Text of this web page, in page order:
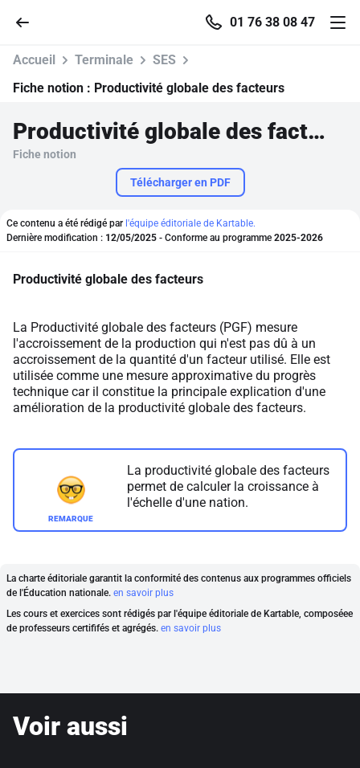
01 76 38 08 47
Accueil
Recherche
Pour profiter de 10 contenus offerts.
Accueil Terminale
SES
Fiche notion : Productivité globale des facteurs
Productivité globale des facteurs
Fiche notion
Télécharger en PDF
Ce contenu a été rédigé par l'équipe éditoriale de Kartable.
Dernière modification : 12/05/2025 - Conforme au programme 2025-2026
Productivité globale des facteurs
La Productivité globale des facteurs (PGF) mesure
l'accroissement de la production qui n'est pas dû à un
accroissement de la quantité d'un facteur utilisé. Elle est
utilisée comme une mesure approximative du progrès
technique car il constitue la principale explication d'une
amélioration de la productivité globale des facteurs.
La productivité globale des facteurs
permet de calculer la croissance à
l'échelle d'une nation.
La charte éditoriale garantit la conformité des contenus aux programmes officiels
de l'Éducation nationale. en savoir plus
Les cours et exercices sont rédigés par l'équipe éditoriale de Kartable, composéee
de professeurs certififés et agrégés. en savoir plus
Voir aussi